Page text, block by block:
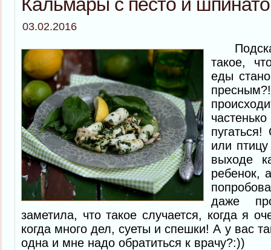
03.02.2016
такое,
еды
или
выходе
ребенок,
даже
заметила, что такое случается, когда я
когда много дел, суеты и спешки! А у вас
одна и мне надо обратиться к врачу?:))